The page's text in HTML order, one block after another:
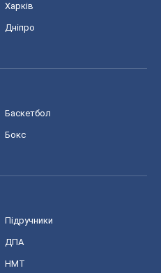
Харків
Дніпро
Баскетбол
Бокс
Підручники
ДПА
НМТ